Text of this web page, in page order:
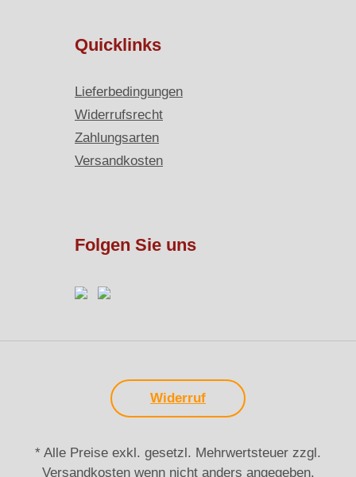
Quicklinks
Lieferbedingungen
Widerrufsrecht
Zahlungsarten
Versandkosten
Folgen Sie uns
Widerruf
* Alle Preise exkl. gesetzl. Mehrwertsteuer zzgl.
Versandkostenwenn nicht anders angegeben.